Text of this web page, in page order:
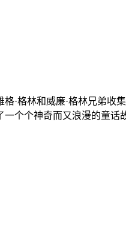
·格林和威廉·格林兄弟
个个神奇而又浪漫的童话